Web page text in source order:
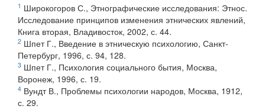
1 Широкогоров С., Этнографические исследования: Этнос.
Исследование принципов изменения этнических явлений,
Книга вторая, Владивосток, 2002, с. 44.
2 Шпет Г., Введение в этническую психологию, Санкт-
Петербург, 1996, с. 94, 128.
3 Шпет Г., Психология социального бытия, Москва,
Воронеж, 1996, с. 19.
4 Вундт В., Проблемы психологии народов, Москва, 1912,
с. 29.